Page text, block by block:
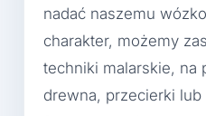
nadać naszemu
charakter, możemy
techniki malarskie, na
drewna, przecierki lub